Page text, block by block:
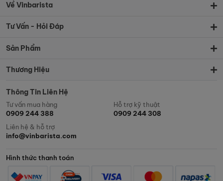
Về Vinbarista
Tư Vấn - Hỏi Đáp
Sản Phẩm
Thương Hiệu
Thông Tin Liên Hệ
Tư vấn mua hàng
0909 244 388
Hỗ trợ kỹ thuật
0909 244 308
Liên hệ & hỗ trợ
info@vinbarista.com
Hình thức thanh toán